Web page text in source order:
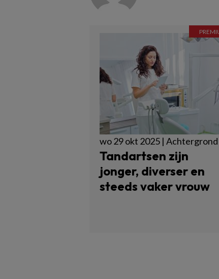
wo 29 okt 2025 | Achtergrond
Tandartsen zijn
jonger, diverser en
steeds vaker vrouw